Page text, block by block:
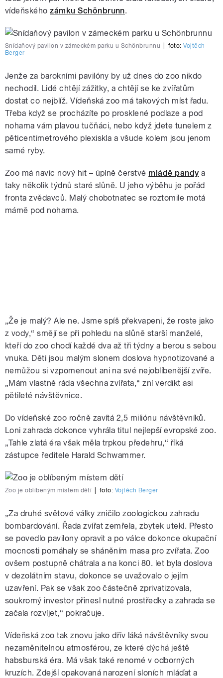
vídeňskéhozámku Schönbrunn.
Snídaňový pavilon v zámeckém parku u Schönbrunnu foto:Vojtěch
Berger
Jenže za barokními pavilóny by už dnes do zoo nikdo
nechodil. Lidé chtějí zážitky, a chtějí se ke zvířatům
dostat co nejblíž. Vídeňská zoo má takových míst řadu.
Třeba když se procházíte po prosklené podlaze a pod
nohama vám plavou tučňáci, nebo když jdete tunelem z
pěticentimetrového plexiskla a všude kolem jsou jenom
samé ryby.
Zoo má navíc nový hit – úplně čerstvé mládě pandy a
taky několik týdnů staré slůně. U jeho výběhu je pořád
fronta zvědavců. Malý chobotnatec se roztomile motá
mámě pod nohama.
„Že je malý? Ale ne. Jsme spíš překvapeni, že roste jako
z vody,“ smějí se při pohledu na slůně starší manželé,
kteří do zoo chodí každé dva až tři týdny a berou s sebou
vnuka. Děti jsou malým slonem doslova hypnotizované a
nemůžou si vzpomenout ani na své nejoblíbenější zvíře.
„Mám vlastně ráda všechna zvířata,“ zní verdikt asi
pětileté návštěvnice.
Do vídeňské zoo ročně zavítá 2,5 miliónu návštěvníků.
Loni zahrada dokonce vyhrála titul nejlepší evropské zoo.
„Tahle zlatá éra však měla trpkou předehru,“ říká
zástupce ředitele Harald Schwammer.
Zoo je oblíbeným místem dětí foto: Vojtěch Berger
„Za druhé světové války zničilo zoologickou zahradu
bombardování. Řada zvířat zemřela, zbytek utekl. Přesto
se povedlo pavilony opravit a po válce dokonce okupační
mocnosti pomáhaly se sháněním masa pro zvířata. Zoo
ovšem postupně chátrala a na konci 80. let byla doslova
v dezolátním stavu, dokonce se uvažovalo o jejím
uzavření. Pak se však zoo částečně zprivatizovala,
soukromý investor přinesl nutné prostředky a zahrada se
začala rozvíjet,“ pokračuje.
Vídeňská zoo tak znovu jako dřív láká návštěvníky svou
nezaměnitelnou atmosférou, ze které dýchá ještě
habsburská éra. Má však také renomé v odborných
kruzích. Zdejší opakovaná narození sloních mláďat a